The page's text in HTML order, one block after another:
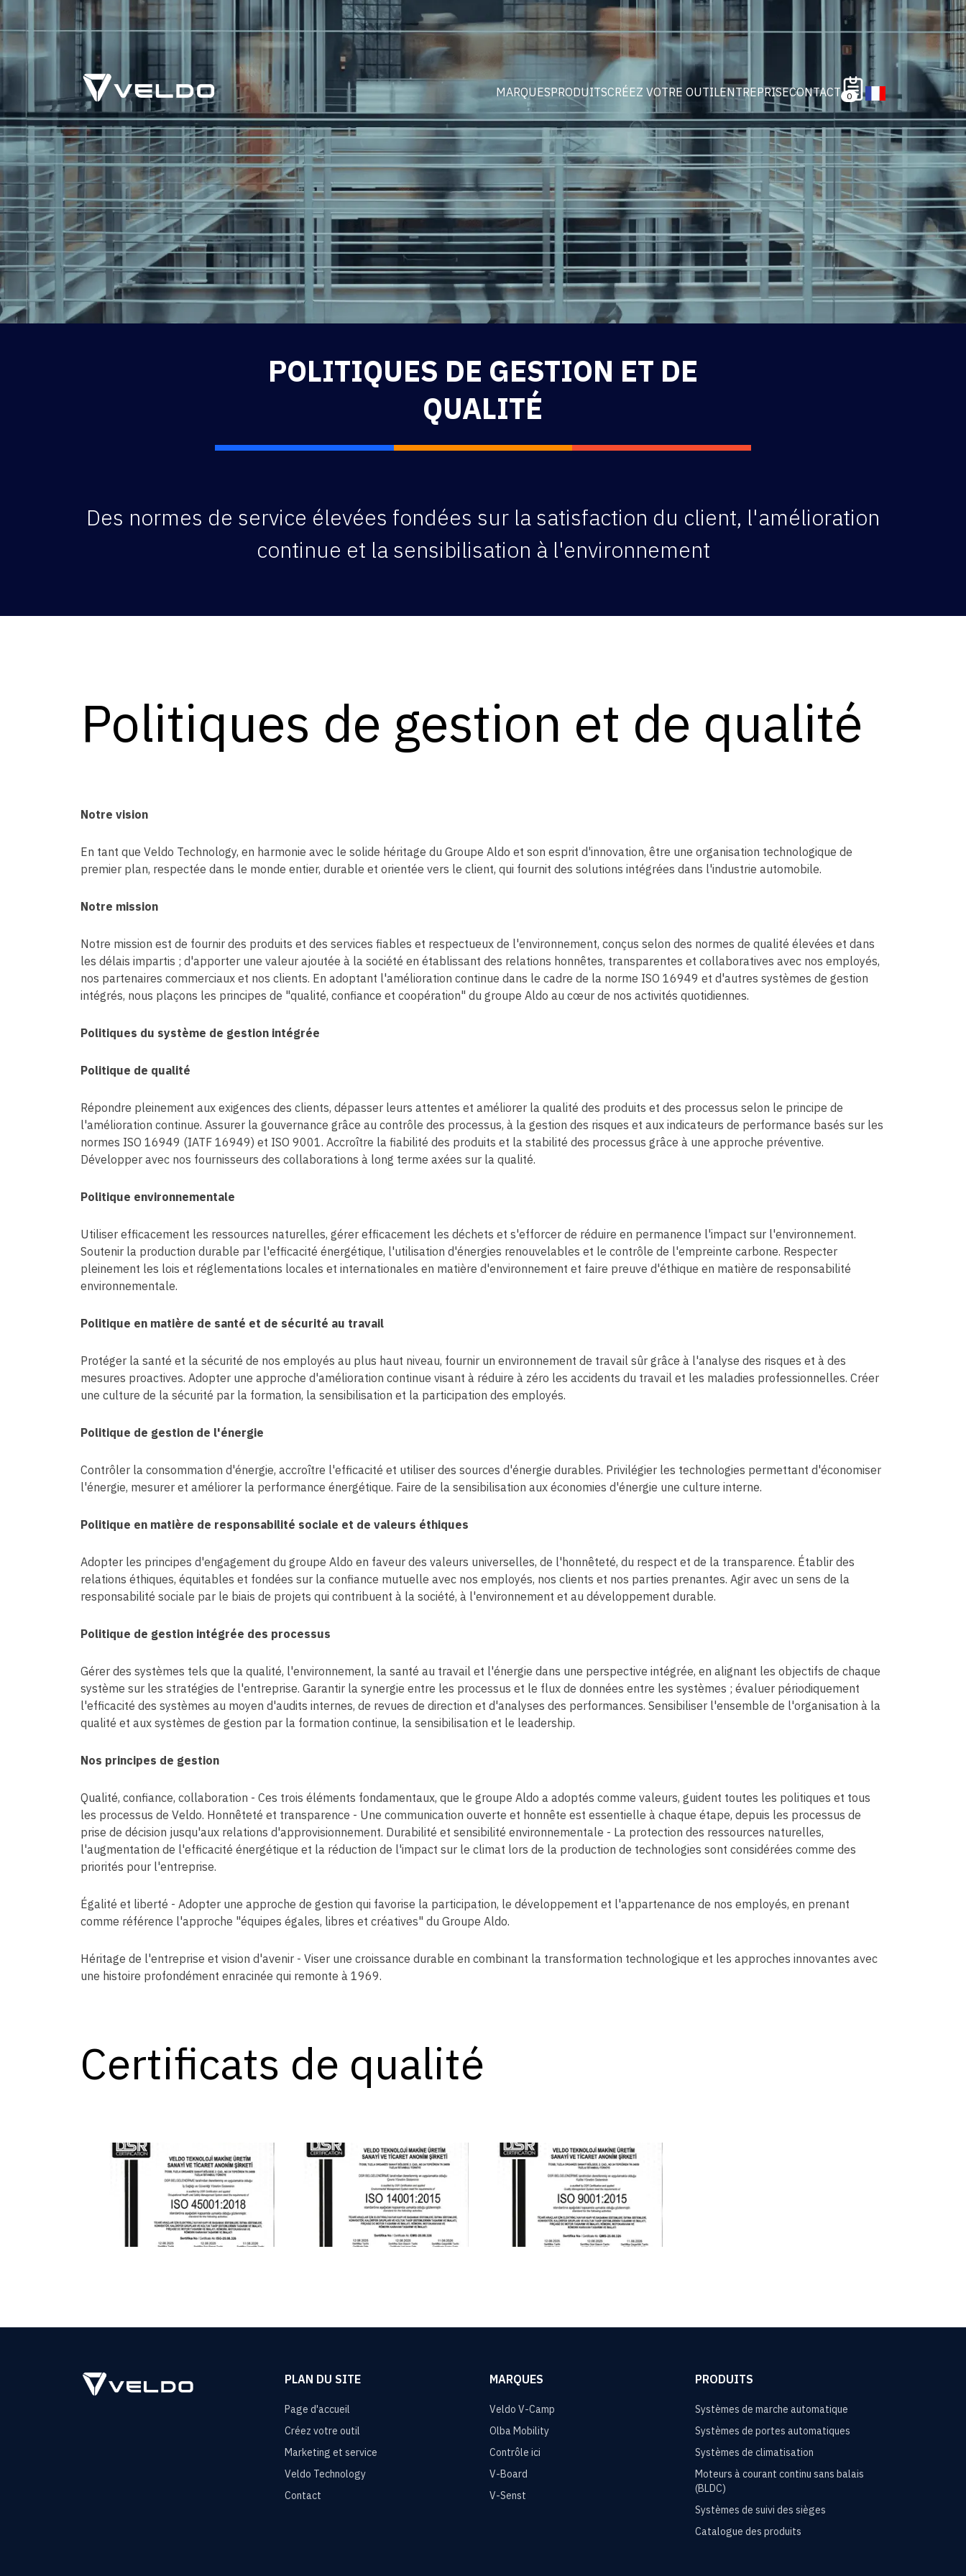
MARQUESPRODUITSCRÉEZ VOTRE OUTILENTREPRISECONTACT 0
POLITIQUES DE GESTION ET DE
QUALITÉ
Des normes de service élevées fondées sur la satisfaction du client, l'amélioration
continue et la sensibilisation à l'environnement
Politiques de gestion et de qualité
Notre vision
En tant que Veldo Technology, en harmonie avec le solide héritage du Groupe Aldo et son esprit d'innovation, être une organisation technologique de
premier plan, respectée dans le monde entier, durable et orientée vers le client, qui fournit des solutions intégrées dans l'industrie automobile.
Notre mission
Notre mission est de fournir des produits et des services fiables et respectueux de l'environnement, conçus selon des normes de qualité élevées et dans
les délais impartis ; d'apporter une valeur ajoutée à la société en établissant des relations honnêtes, transparentes et collaboratives avec nos employés,
nos partenaires commerciaux et nos clients. En adoptant l'amélioration continue dans le cadre de la norme ISO 16949 et d'autres systèmes de gestion
intégrés, nous plaçons les principes de "qualité, confiance et coopération" du groupe Aldo au cœur de nos activités quotidiennes.
Politiques du système de gestion intégrée
Politique de qualité
Répondre pleinement aux exigences des clients, dépasser leurs attentes et améliorer la qualité des produits et des processus selon le principe de
l'amélioration continue. Assurer la gouvernance grâce au contrôle des processus, à la gestion des risques et aux indicateurs de performance basés sur les
normes ISO 16949 (IATF 16949) et ISO 9001. Accroître la fiabilité des produits et la stabilité des processus grâce à une approche préventive.
Développer avec nos fournisseurs des collaborations à long terme axées sur la qualité.
Politique environnementale
Utiliser efficacement les ressources naturelles, gérer efficacement les déchets et s'efforcer de réduire en permanence l'impact sur l'environnement.
Soutenir la production durable par l'efficacité énergétique, l'utilisation d'énergies renouvelables et le contrôle de l'empreinte carbone. Respecter
pleinement les lois et réglementations locales et internationales en matière d'environnement et faire preuve d'éthique en matière de responsabilité
environnementale.
Politique en matière de santé et de sécurité au travail
Protéger la santé et la sécurité de nos employés au plus haut niveau, fournir un environnement de travail sûr grâce à l'analyse des risques et à des
mesures proactives. Adopter une approche d'amélioration continue visant à réduire à zéro les accidents du travail et les maladies professionnelles. Créer
une culture de la sécurité par la formation, la sensibilisation et la participation des employés.
Politique de gestion de l'énergie
Contrôler la consommation d'énergie, accroître l'efficacité et utiliser des sources d'énergie durables. Privilégier les technologies permettant d'économiser
l'énergie, mesurer et améliorer la performance énergétique. Faire de la sensibilisation aux économies d'énergie une culture interne.
Politique en matière de responsabilité sociale et de valeurs éthiques
Adopter les principes d'engagement du groupe Aldo en faveur des valeurs universelles, de l'honnêteté, du respect et de la transparence. Établir des
relations éthiques, équitables et fondées sur la confiance mutuelle avec nos employés, nos clients et nos parties prenantes. Agir avec un sens de la
responsabilité sociale par le biais de projets qui contribuent à la société, à l'environnement et au développement durable.
Politique de gestion intégrée des processus
Gérer des systèmes tels que la qualité, l'environnement, la santé au travail et l'énergie dans une perspective intégrée, en alignant les objectifs de chaque
système sur les stratégies de l'entreprise. Garantir la synergie entre les processus et le flux de données entre les systèmes ; évaluer périodiquement
l'efficacité des systèmes au moyen d'audits internes, de revues de direction et d'analyses des performances. Sensibiliser l'ensemble de l'organisation à la
qualité et aux systèmes de gestion par la formation continue, la sensibilisation et le leadership.
Nos principes de gestion
Qualité, confiance, collaboration - Ces trois éléments fondamentaux, que le groupe Aldo a adoptés comme valeurs, guident toutes les politiques et tous
les processus de Veldo. Honnêteté et transparence - Une communication ouverte et honnête est essentielle à chaque étape, depuis les processus de
prise de décision jusqu'aux relations d'approvisionnement. Durabilité et sensibilité environnementale - La protection des ressources naturelles,
l'augmentation de l'efficacité énergétique et la réduction de l'impact sur le climat lors de la production de technologies sont considérées comme des
priorités pour l'entreprise.
Égalité et liberté - Adopter une approche de gestion qui favorise la participation, le développement et l'appartenance de nos employés, en prenant
comme référence l'approche "équipes égales, libres et créatives" du Groupe Aldo.
Héritage de l'entreprise et vision d'avenir - Viser une croissance durable en combinant la transformation technologique et les approches innovantes avec
une histoire profondément enracinée qui remonte à 1969.
Certificats de qualité
PLAN DU SITE
Page d'accueil
Créez votre outil
Marketing et service
Veldo Technology
Contact
MARQUES
Veldo V-Camp
Olba Mobility
Contrôle ici
V-Board
V-Senst
PRODUITS
Systèmes de marche automatique
Systèmes de portes automatiques
Systèmes de climatisation
Moteurs à courant continu sans balais
(BLDC)
Systèmes de suivi des sièges
Catalogue des produits